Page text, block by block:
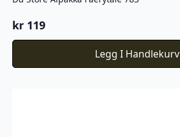
kr 119
Legg I Handlekurv